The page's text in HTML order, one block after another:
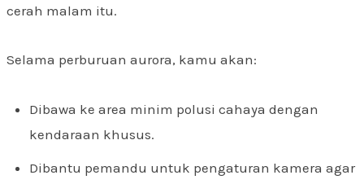
cerah malam itu.
Selama perburuan aurora, kamu akan:
Dibawa ke area minim polusi cahaya dengan
kendaraan khusus.
Dibantu pemandu untuk pengaturan kamera agar